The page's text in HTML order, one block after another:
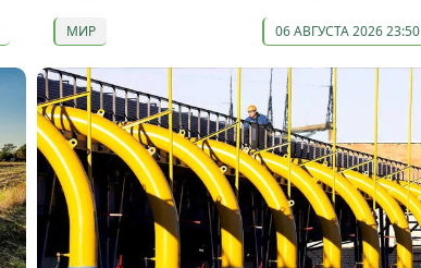
МИР 06 АВГУСТА 2026 23:50